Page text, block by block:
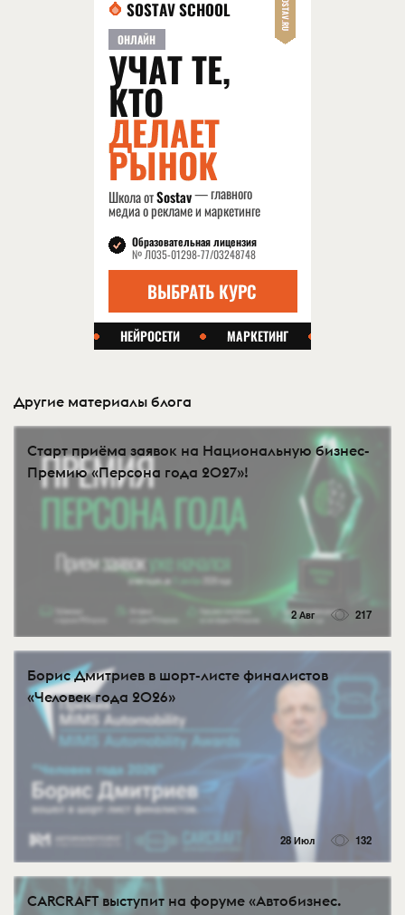
Другие материалы блога
Старт приёма заявок на Национальную бизнес-
Премию «Персона года 2027»!
2 Авг 217
Борис Дмитриев в шорт-листе финалистов
«Человек года 2026»
28 Июл 132
CARCRAFT выступит на форуме «Автобизнес.